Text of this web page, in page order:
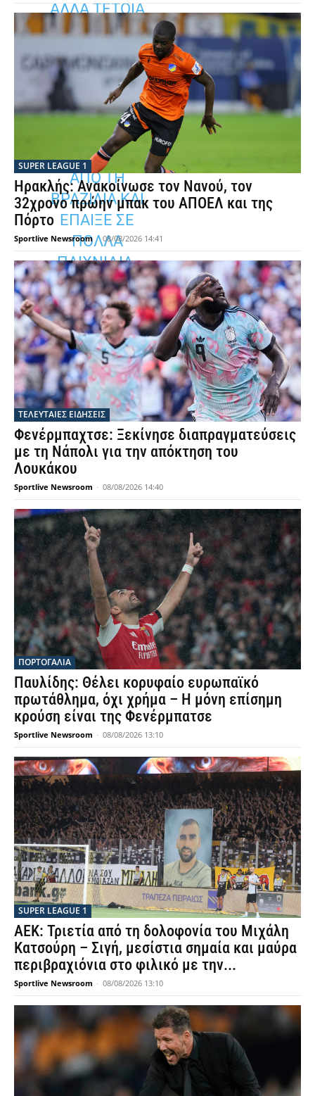
ΑΛΛΆ ΤΈΤΟΙΑ
ΜΗΝΎΜΑΤΑ
ΑΠΌ ΠΑΊΚΤΕΣ
ΔΕΊΧΝΟΥΝ
ΠΊΣΤΗ. Ο
ΡΟΝΤΙΝΈΙ
ΉΡΘΕ ΤΟ
ΚΑΛΟΚΑΊΡΙ
ΑΠΌ ΤΗ
ΒΡΑΖΙΛΊΑ ΚΑΙ
ΈΠΑΙΞΕ ΣΕ
ΠΟΛΛΆ
ΠΑΙΧΝΊΔΙΑ.
ΊΣΩΣ ΜΕΊΝΕΙ
ΚΙ ΆΛΛΟ,
ΠΟΙΟΣ ΞΕΙ.
SUPER LEAGUE 1
Ηρακλής: Ανακοίνωσε τον Νανού, τον
32χρονο πρώην μπακ του ΑΠΟΕΛ και της
Πόρτο
Sportlive Newsroom - 08/08/2026 14:41
ΤΕΛΕΥΤΑΙΕΣ ΕΙΔΗΣΕΙΣ
Φενέρμπαχτσε: Ξεκίνησε διαπραγματεύσεις
με τη Νάπολι για την απόκτηση του
Λουκάκου
Sportlive Newsroom - 08/08/2026 14:40
ΠΟΡΤΟΓΑΛΙΑ
Παυλίδης: Θέλει κορυφαίο ευρωπαϊκό
πρωτάθλημα, όχι χρήμα – Η μόνη επίσημη
κρούση είναι της Φενέρμπατσε
Sportlive Newsroom - 08/08/2026 13:10
SUPER LEAGUE 1
ΑΕΚ: Τριετία από τη δολοφονία του Μιχάλη
Κατσούρη – Σιγή, μεσίστια σημαία και μαύρα
περιβραχιόνια στο φιλικό με την...
Sportlive Newsroom - 08/08/2026 13:10